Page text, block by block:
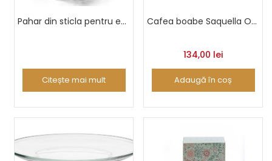
Pahar din sticla pentru espresso Boston
Citește mai mult
Cafea boabe Saquella Oro 1 Kg
134,00 lei
Adaugă în coș